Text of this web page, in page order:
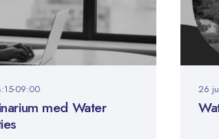
09:00
med Water
26